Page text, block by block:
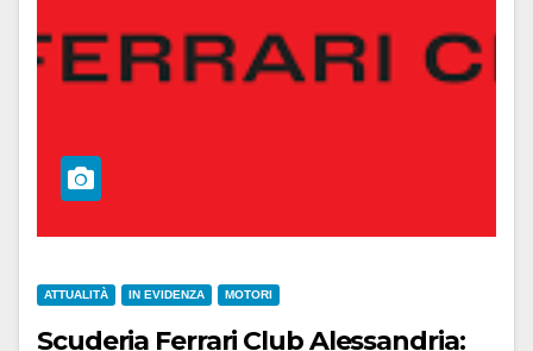
ATTUALITÀ IN EVIDENZA MOTORI
Scuderia Ferrari Club Alessandria: